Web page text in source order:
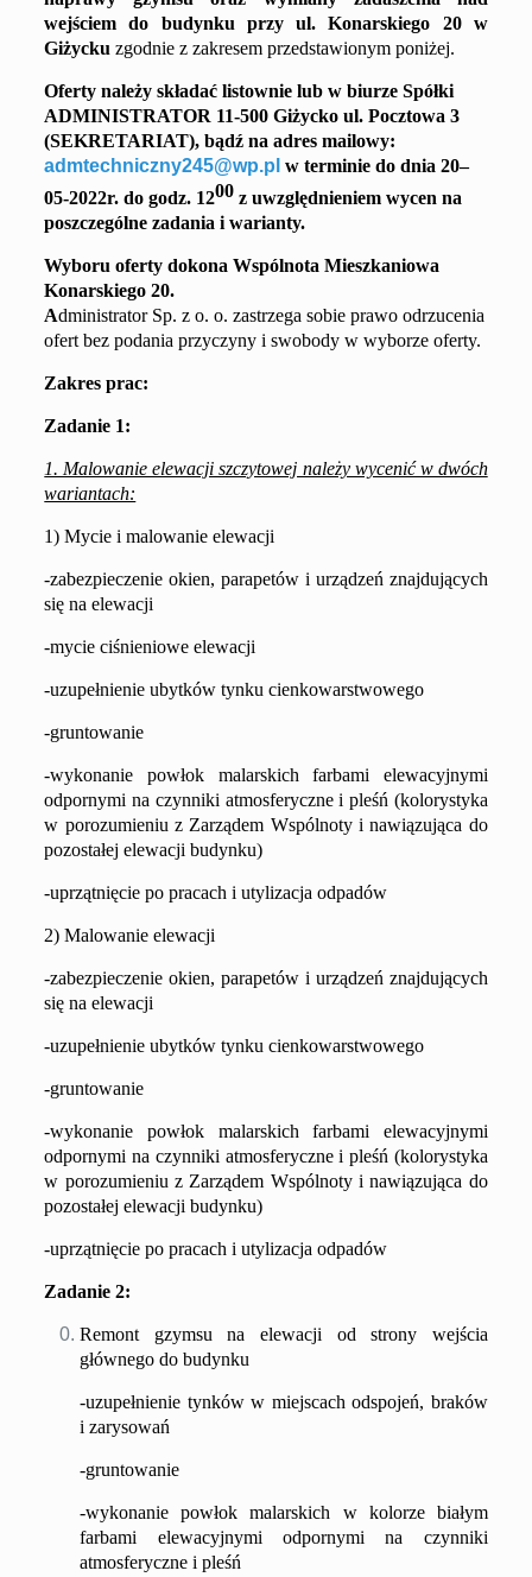
wejściem do budynku przyul.Konarskiego 20
w
Giżycku zgodnie zzakresem przedstawionym poniżej.
Oferty należy składaćlistownielubw biurze Spółki
ADMINISTRATOR 11-500 Giżycko ul. Pocztowa 3
(SEKRETARIAT),bądź na adres mailowy:
admtechniczny245@wp.pl w terminie do dnia20–
05-2022r. do godz. 1200z uwzględnieniemwycen na
poszczególne zadaniai warianty.
Wyboru oferty dokonaWspólnota Mieszkaniowa
Konarskiego 20.
Administrator Sp. z o. o. zastrzega sobie prawo odrzucenia
ofert bez podania przyczyny i swobody w wyborze oferty.
Zakres prac:
Zadanie 1:
1. Malowanie elewacji szczytowej należy wycenić w dwóch
wariantach:
1) Mycie i malowanie elewacji
-zabezpieczenie okien, parapetów i urządzeń znajdujących
się na elewacji
-mycie ciśnieniowe elewacji
-uzupełnienie ubytków tynku cienkowarstwowego
-gruntowanie
-wykonanie powłok malarskich farbami elewacyjnymi
odpornymi na czynniki atmosferyczne i pleśń (kolorystyka
w porozumieniu z Zarządem Wspólnoty i nawiązująca do
pozostałej elewacji budynku)
-uprzątnięcie po pracach i utylizacja odpadów
2) Malowanie elewacji
-zabezpieczenie okien, parapetów i urządzeń znajdujących
się na elewacji
-uzupełnienie ubytków tynku cienkowarstwowego
-gruntowanie
-wykonanie powłok malarskich farbami elewacyjnymi
odpornymi na czynniki atmosferyczne i pleśń (kolorystyka
w porozumieniu z Zarządem Wspólnoty i nawiązująca do
pozostałej elewacji budynku)
-uprzątnięcie po pracach i utylizacja odpadów
Zadanie2:
Remont gzymsu na elewacji od strony wejścia
głównego do budynku
-uzupełnienie tynków w miejscach odspojeń, braków
i zarysowań
-gruntowanie
-wykonanie powłok malarskich w kolorze białym
farbami elewacyjnymi odpornymi na czynniki
atmosferyczne i pleśń